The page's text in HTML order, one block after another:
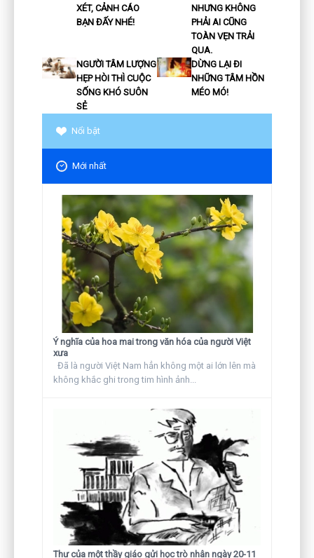
XÉT, CẢNH CÁO
BẠN ĐẤY NHÉ!
NHƯNG KHÔNG
PHẢI AI CŨNG
TOÀN VẸN TRẢI
QUA.
NGƯỜI TÂM LƯỢNG
HẸP HÒI THÌ CUỘC
SỐNG KHÓ SUÔN
SẺ
DỪNG LẠI ĐI
NHỮNG TÂM HỒN
MÉO MÓ!
Nổi bật
Mới nhất
Ý nghĩa của hoa mai trong văn hóa của người Việt
xưa
Đã là người Việt Nam hẳn không một ai lớn lên mà
không khắc ghi trong tim hình ảnh...
Thư của một thầy giáo gửi học trò nhân ngày 20-11